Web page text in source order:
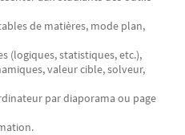
de matières, mode plan,
(logiques, statistiques, etc.),
valeur cible, solveur,
par diaporama ou page